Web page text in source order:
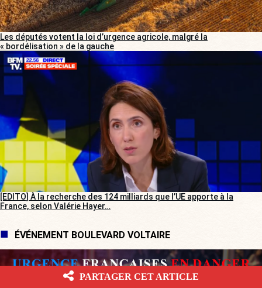
Les députés votent la loi d’urgence agricole, malgré la
« bordélisation » de la gauche
[EDITO] À la recherche des 124 milliards que l’UE apporte à la
France, selon Valérie Hayer…
ÉVÉNEMENT BOULEVARD VOLTAIRE
PARTAGER CET ARTICLE